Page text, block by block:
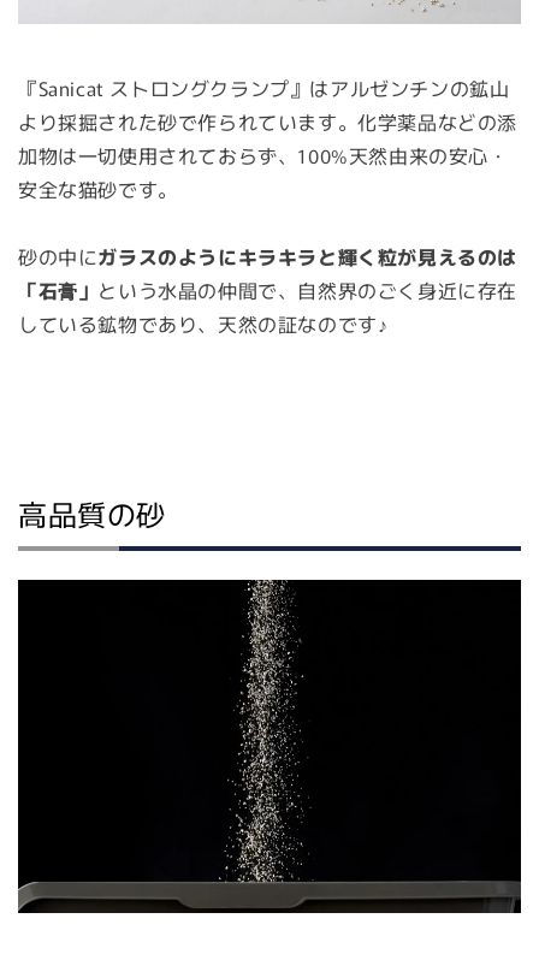
『Sanicat ストロングクランプ』はアルゼンチンの鉱山
より採掘された砂で作られています。化学薬品などの添
加物は一切使用されておらず、100%天然由来の安心・
安全な猫砂です。
砂の中にガラスのようにキラキラと輝く粒が見えるのは
「石膏」 という水晶の仲間で、自然界のごく身近に存在
している鉱物であり、天然の証なのです♪
高品質の砂